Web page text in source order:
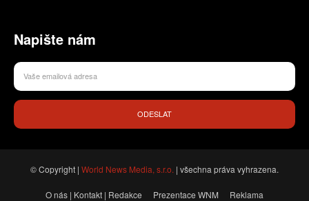
Napište nám
ODESLAT
© Copyright | World News Media, s.r.o. | všechna práva vyhrazena.
O nás | Kontakt | Redakce Prezentace WNM Reklama